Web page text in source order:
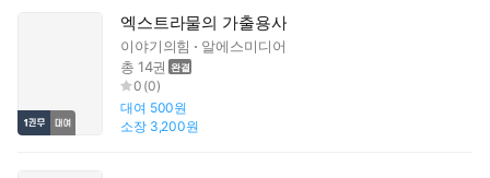
엑스트라물의 가출용사
이야기의힘
알에스미디어
총 14권
0 (0)
대여 500원
소장 3,200원